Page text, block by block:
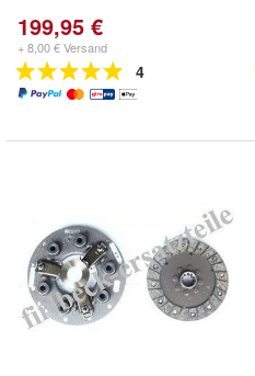
199,95 €
+ 8,00 € Versand
4